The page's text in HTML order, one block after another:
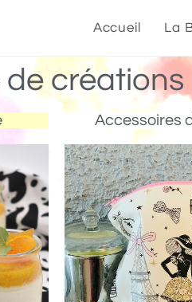
Accueil La
Accessoires